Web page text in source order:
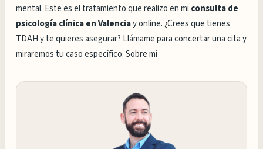
mental. Este es el tratamiento que realizo en mi consulta de
psicología clínica en Valenciay online. ¿Crees que tienes
TDAH y te quieres asegurar? Llámame para concertar una cita y
miraremos tu caso específico. Sobre mí